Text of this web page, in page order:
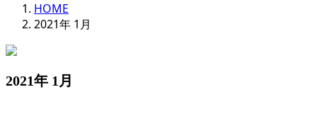
HOME
2021年 1月
2021年 1月